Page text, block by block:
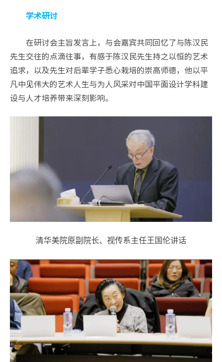
学术研讨
在研讨会主旨发言上，与会嘉宾共同回忆了与陈汉民
先生交往的点滴往事，有感于陈汉民先生持之以恒的艺术
追求，以及先生对后辈学子悉心栽培的崇高师德，他以平
凡中见伟大的艺术人生与为人风采对中国平面设计学科建
设与人才培养带来深刻影响。
清华美院原副院长、视传系主任王国伦讲话